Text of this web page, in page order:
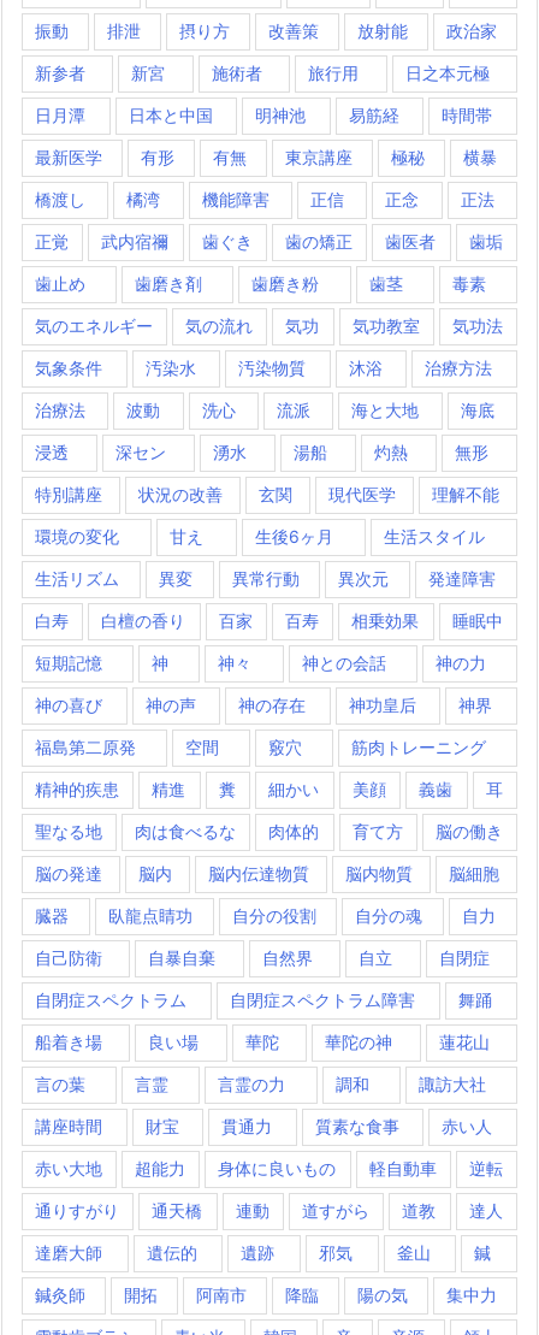
振動 排泄 摂り方 改善策 放射能 政治家
新参者 新宮 施術者 旅行用 日之本元極
日月潭 日本と中国 明神池 易筋経 時間帯
最新医学 有形 有無 東京講座 極秘 横暴
橋渡し 橘湾 機能障害 正信 正念 正法
正覚 武内宿禰 歯ぐき 歯の矯正 歯医者 歯垢
歯止め 歯磨き剤 歯磨き粉 歯茎 毒素
気のエネルギー 気の流れ 気功 気功教室 気功法
気象条件 汚染水 汚染物質 沐浴 治療方法
治療法 波動 洗心 流派 海と大地 海底
浸透 深セン 湧水 湯船 灼熱 無形
特別講座 状況の改善 玄関 現代医学 理解不能
環境の変化 甘え 生後6ヶ月 生活スタイル
生活リズム 異変 異常行動 異次元 発達障害
白寿 白檀の香り 百家 百寿 相乗効果 睡眠中
短期記憶 神 神々 神との会話 神の力
神の喜び 神の声 神の存在 神功皇后 神界
福島第二原発 空間 竅穴 筋肉トレーニング
精神的疾患 精進 糞 細かい 美顔 義歯 耳
聖なる地 肉は食べるな 肉体的 育て方 脳の働き
脳の発達 脳内 脳内伝達物質 脳内物質 脳細胞
臓器 臥龍点睛功 自分の役割 自分の魂 自力
自己防衛 自暴自棄 自然界 自立 自閉症
自閉症スペクトラム 自閉症スペクトラム障害 舞踊
船着き場 良い場 華陀 華陀の神 蓮花山
言の葉 言霊 言霊の力 調和 諏訪大社
講座時間 財宝 貫通力 質素な食事 赤い人
赤い大地 超能力 身体に良いもの 軽自動車 逆転
通りすがり 通天橋 連動 道すがら 道教 達人
達磨大師 遺伝的 遺跡 邪気 釜山 鍼
鍼灸師 開拓 阿南市 降臨 陽の気 集中力